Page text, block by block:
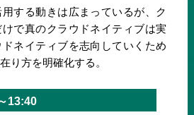
する動きは広まっているが、ク
で真のクラウドネイティブは実
ネイティブを志向していくため
り方を明確化する。
13:40